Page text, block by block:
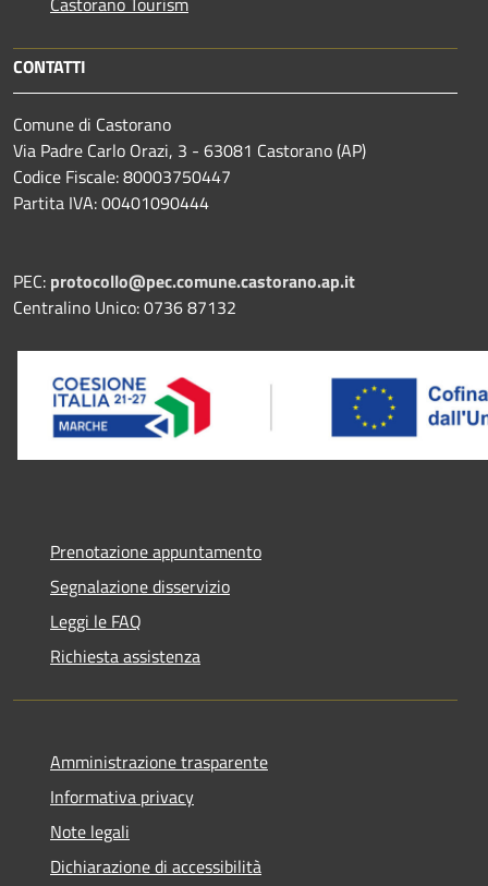
CONTATTI
Comune di Castorano
Via Padre Carlo Orazi, 3 - 63081 Castorano (AP)
Codice Fiscale: 80003750447
Partita IVA: 00401090444
PEC: protocollo@pec.comune.castorano.ap.it
Centralino Unico: 0736 87132
Prenotazione appuntamento
Segnalazione disservizio
Leggi le FAQ
Richiesta assistenza
Amministrazione trasparente
Informativa privacy
Note legali
Dichiarazione di accessibilità